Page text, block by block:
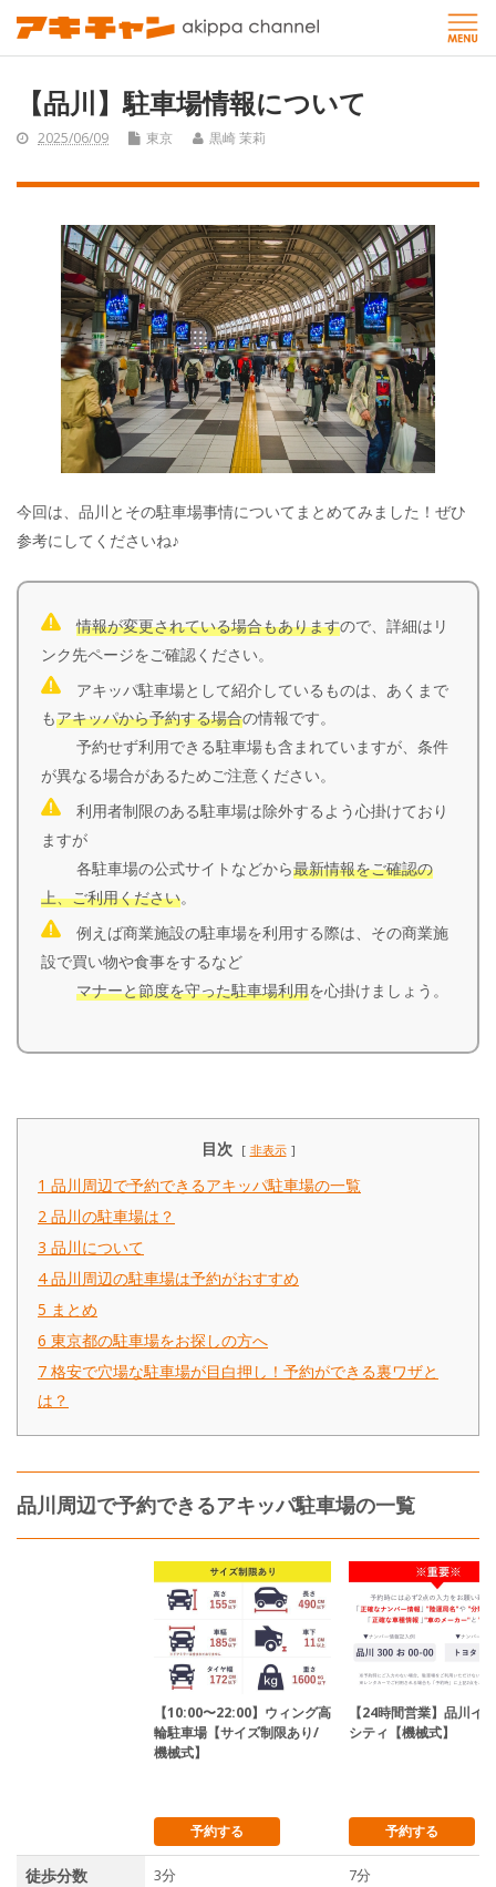
【品川】駐車場情報について
2025/06/09 東京 黒崎 茉莉
今回は、品川とその駐車場事情についてまとめてみました！ぜひ
参考にしてくださいね♪
情報が変更されている場合もありますので、詳細はリ
ンク先ページをご確認ください。
アキッパ駐車場として紹介しているものは、あくまで
もアキッパから予約する場合の情報です。
予約せず利用できる駐車場も含まれていますが、条件
が異なる場合があるためご注意ください。
利用者制限のある駐車場は除外するよう心掛けており
ますが
各駐車場の公式サイトなどから最新情報をご確認の
上、ご利用ください。
例えば商業施設の駐車場を利用する際は、その商業施
設で買い物や食事をするなど
マナーと節度を守った駐車場利用を心掛けましょう。
目次 非表示
1 品川周辺で予約できるアキッパ駐車場の一覧
2 品川の駐車場は？
3 品川について
4 品川周辺の駐車場は予約がおすすめ
5 まとめ
6 東京都の駐車場をお探しの方へ
7 格安で穴場な駐車場が目白押し！予約ができる裏ワザと
は？
品川周辺で予約できるアキッパ駐車場の一覧
【10:00〜22:00】ウィング高
輪駐車場【サイズ制限あり/
機械式】
【24時間営業】品川イ
シティ【機械式】
予約する 予約する
徒歩分数 3分 7分